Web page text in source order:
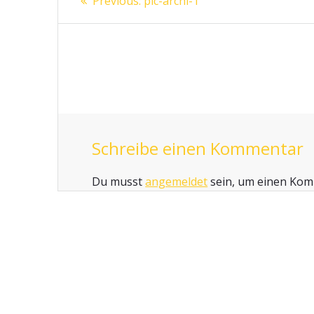
Schreibe einen Kommentar
Du musstangemeldetsein, um einen